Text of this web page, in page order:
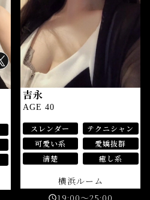
吉永
AGE 40
スレンダー
テクニシャン
可愛い系
愛嬌抜群
清楚
癒し系
横浜ルーム
schedule